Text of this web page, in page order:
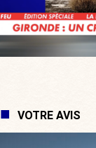
VOTRE AVIS